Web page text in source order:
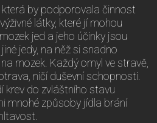
která by podporovala činnost
látky, které jí mohou
jed a jeho účinky jsou
jedy, na něž si snadno
mozek. Každý omyl ve stravě,
ničí duševní schopnosti.
krev do zvláštního stavu
mnohé způsoby jídla brání